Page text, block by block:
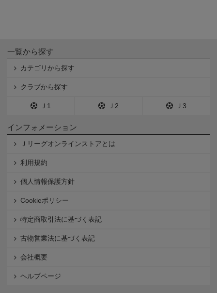
一覧から探す
カテゴリから探す
クラブから探す
Ｊ1 Ｊ2 Ｊ3
インフォメーション
Ｊリーグオンラインストアとは
利用規約
個人情報保護方針
Cookieポリシー
特定商取引法に基づく表記
古物営業法に基づく表記
会社概要
ヘルプページ